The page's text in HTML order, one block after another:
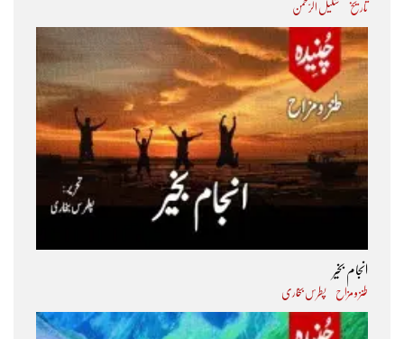
تاریخ شکیل الرّحمٰن
انجام بخیر
طنز و مزاح پطرس بخاری